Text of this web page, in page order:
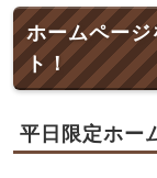
ホームペー
ト！
平日限定ホー